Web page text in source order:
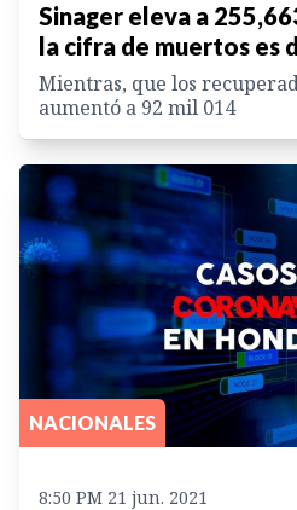
Sinager eleva a
la cifra de muertos es
Mientras, que los
aumentó a 92 mil 014
NACIONALES
8:50 PM 21 jun. 2021